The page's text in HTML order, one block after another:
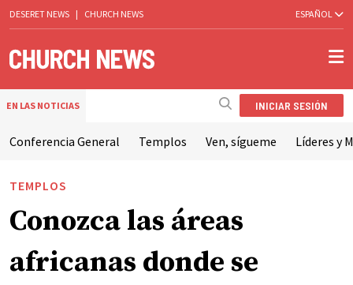
DESERET NEWS | CHURCH NEWS ESPAÑOL
EN LAS NOTICIAS INICIAR SESIÓN
Conferencia General Templos Ven, sígueme Líderes y
TEMPLOS
Conozca las áreas
africanas donde se